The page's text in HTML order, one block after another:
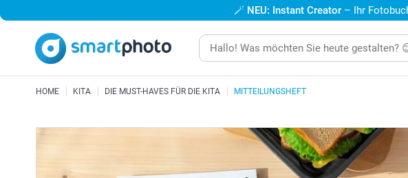
🪄 NEU: Instant Creator – Ihr
HOME KITA DIE MUST-HAVES FÜR DIE KITA MITTEILUNGSHEFT